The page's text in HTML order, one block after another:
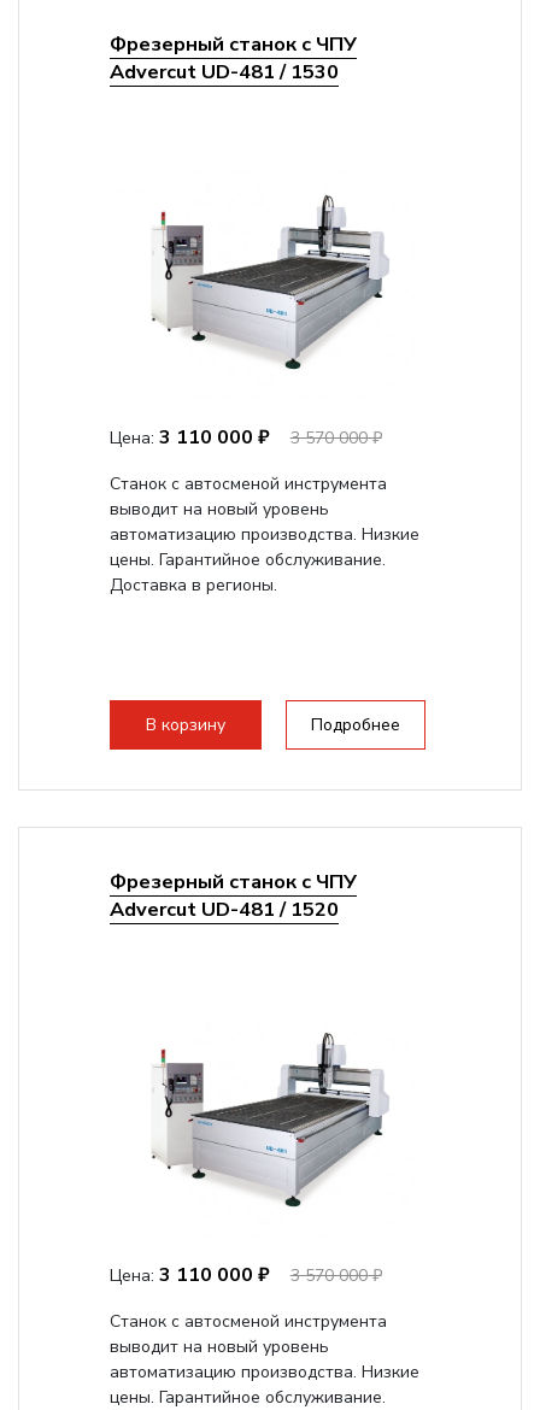
Фрезерный станок с ЧПУ
Advercut UD-481 / 1530
Цена: 3 110 000 ₽
3 570 000 ₽
Станок с автосменой инструмента
выводит на новый уровень
автоматизацию производства. Низкие
цены. Гарантийное обслуживание.
Доставка в регионы.
В корзину Подробнее
Фрезерный станок с ЧПУ
Advercut UD-481 / 1520
Цена: 3 110 000 ₽
3 570 000 ₽
Станок с автосменой инструмента
выводит на новый уровень
автоматизацию производства. Низкие
цены. Гарантийное обслуживание.